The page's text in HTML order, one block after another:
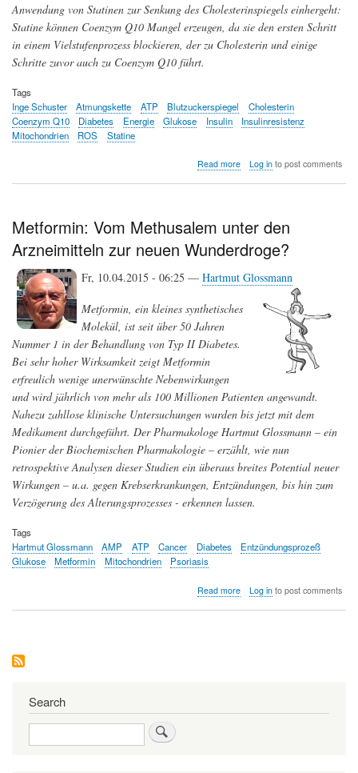
Anwendung von Statinen zur Senkung des Cholesterinspiegels einhergeht:
Statine können Coenzym Q10 Mangel erzeugen, da sie den ersten Schritt
in einem Vielstufenprozess blockieren, der zu Cholesterin und einige
Schritte zuvor auch zu Coenzym Q10 führt.
Tags
Inge Schuster
Atmungskette ATP Blutzuckerspiegel
Cholesterin
Coenzym Q10
Diabetes Energie Glukose Insulin
Insulinresistenz
Mitochondrien
ROS Statine
Read moreabout
Entwicklung
von
Insulinresistenz
und
damit
2-
entgegenwirken
Log into post comments
Metformin: Vom Methusalem unter den
Arzneimitteln zur neuen Wunderdroge?
Fr, 10.04.2015 - 06:25 — Hartmut Glossmann
Metformin, ein kleines synthetisches
Molekül, ist seit über 50 Jahren
Nummer 1 in der Behandlung von Typ II Diabetes.
Bei sehr hoher Wirksamkeit zeigt Metformin
erfreulich wenige unerwünschte Nebenwirkungen
und wird jährlich von mehr als 100 Millionen Patienten angewandt.
Nahezu zahllose klinische Untersuchungen wurden bis jetzt mit dem
Medikament durchgeführt. Der Pharmakologe Hartmut Glossmann – ein
Pionier der Biochemischen Pharmakologie – erzählt, wie nun
retrospektive Analysen dieser Studien ein überaus breites Potential neuer
Wirkungen – u.a. gegen Krebserkrankungen, Entzündungen, bis hin zum
Verzögerung des Alterungsprozesses - erkennen lassen.
Tags
Hartmut Glossmann
AMP ATP Cancer Diabetes
Entzündungsprozeß
Glukose
Metformin Mitochondrien Psoriasis
Read moreabout
Wunderdroge?
Log into post comments
Search
Search